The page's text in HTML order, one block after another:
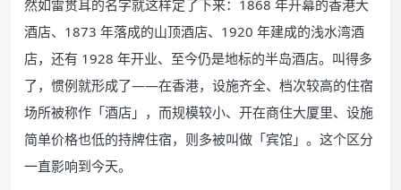
然如雷贯耳的名字就这样定了下来：1868 年开幕的香港大
酒店、1873 年落成的山顶酒店、1920 年建成的浅水湾酒
店，还有 1928 年开业、至今仍是地标的半岛酒店。叫得多
了，惯例就形成了——在香港，设施齐全、档次较高的住宿
场所被称作「酒店」，而规模较小、开在商住大厦里、设施
简单价格也低的持牌住宿，则多被叫做「宾馆」。这个区分
一直影响到今天。